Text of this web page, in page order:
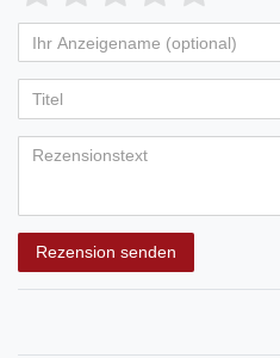
von
5
von
5
von
5
von
5
von
5
Anzeigename
(optional)
Rezension senden